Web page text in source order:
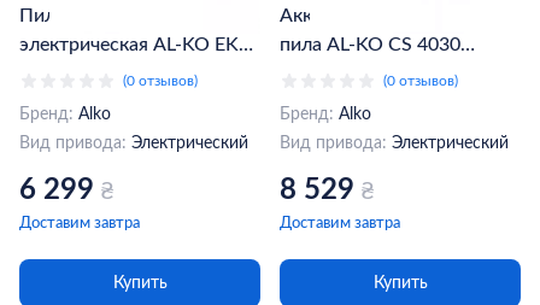
Пилка цепная
электрическая AL-KO EKS
2000/35 (112807)(0 отзывов)
Бренд: Alko
Вид привода: Электрический
6 299 ₴
Доставим завтра
Купить
Аккумуляторная цепная
пила AL-KO CS 4030
(0 отзывов)
Бренд: Alko
Вид привода: Электрический
8 529 ₴
Доставим завтра
Купить